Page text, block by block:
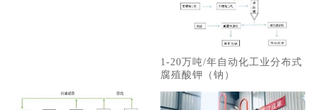
1-20万吨/年自动化工业分布式
腐殖酸钾（钠）